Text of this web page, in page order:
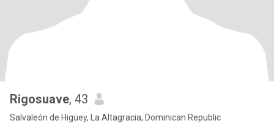
Rigosuave, 43
Salvaleón de Higüey, La Altagracia, Dominican Republic